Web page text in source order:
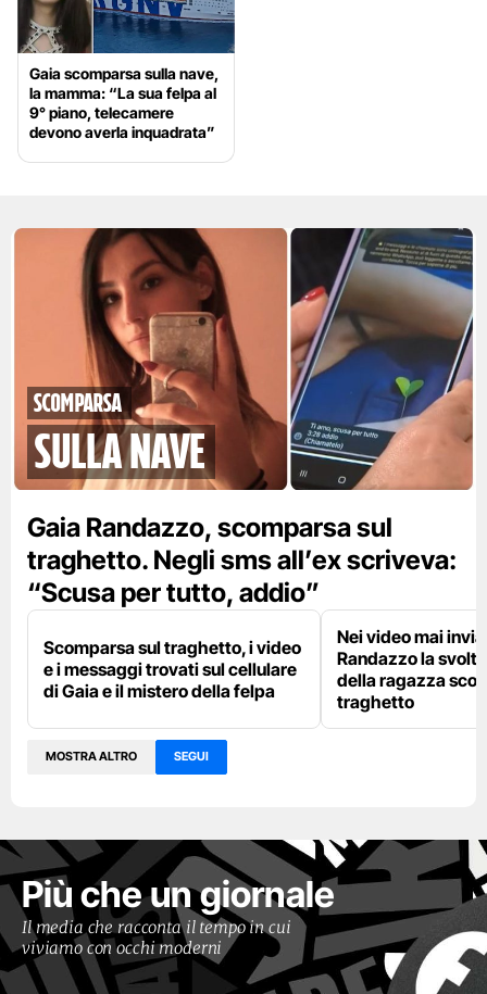
Gaia scomparsa sulla nave,
la mamma: “La sua felpa al
9° piano, telecamere
devono averla inquadrata”
scomparsa
sulla nave
Gaia Randazzo, scomparsa sul
traghetto. Negli sms all’ex scriveva:
“Scusa per tutto, addio”
Scomparsa sul traghetto, i video
e i messaggi trovati sul cellulare
di Gaia e il mistero della felpa
Nei video mai
Randazzo la
della ragazza
traghetto
MOSTRA ALTRO SEGUI
Più che un giornale
Il media che racconta il tempo in cui
viviamo con occhi moderni